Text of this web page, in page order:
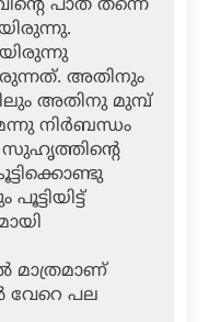
പാത തന്നെ
അതിനും
അതിനു മുമ്പ്
നിര്‍ബന്ധം
സുഹൃത്തിന്റെ
പൂട്ടിയിട്ട്
മാത്രമാണ്
വേറെ പല